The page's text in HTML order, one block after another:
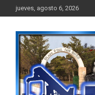
to
jueves, agosto 6, 2026